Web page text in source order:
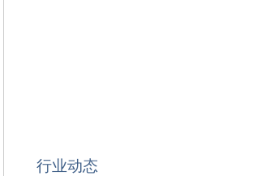
行业动态